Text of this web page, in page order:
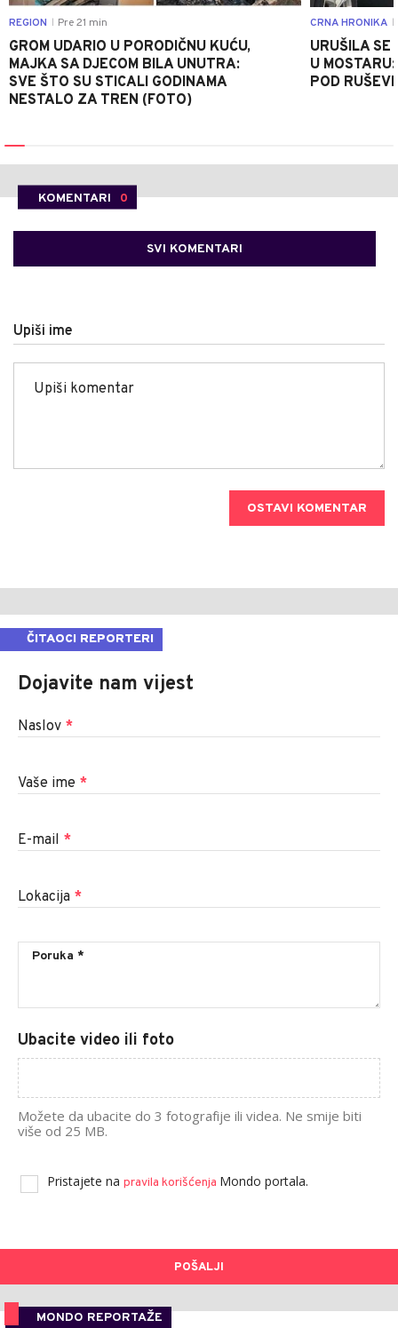
REGION Pre 21 min
GROM UDARIO U PORODIČNU KUĆU,
MAJKA SA DJECOM BILA UNUTRA:
SVE ŠTO SU STICALI GODINAMA
NESTALO ZA TREN (FOTO)
CRNA HRONIKA
URUŠILA
U
POD
KOMENTARI 0
SVI KOMENTARI
Upiši ime
OSTAVI KOMENTAR
ČITAOCI REPORTERI
Dojavite nam vijest
Naslov *
Vaše ime *
E-mail *
Lokacija *
Ubacite video ili foto
Možete da ubacite do 3 fotografije ili videa. Ne smije biti
više od 25 MB.
Pristajete na pravila korišćenja Mondo portala.
POŠALJI
MONDO REPORTAŽE